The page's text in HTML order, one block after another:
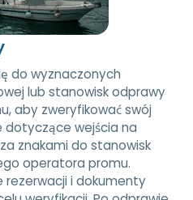
do wyznaczonych
lub stanowisk odprawy
aby zweryfikować swój
dotyczące wejścia na
znakami do stanowisk
operatora promu.
i dokumenty